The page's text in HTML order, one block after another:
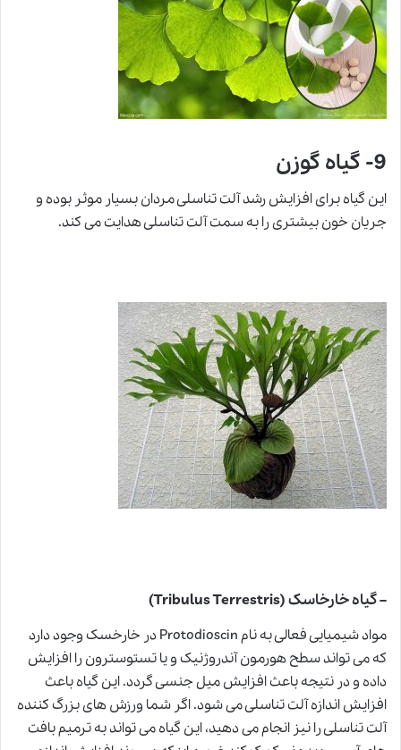
9- گیاه گوزن
این گیاه برای افزایش رشد آلت تناسلی مردان بسیار موثر بوده و
جریان خون بیشتری را به سمت آلت تناسلی هدایت می کند.
– گیاه خارخاسک (Tribulus Terrestris)
مواد شیمیایی فعالی به نام Protodioscin در خارخسک وجود دارد
که می تواند سطح هورمون آندروژنیک و یا تستوسترون را افزایش
داده و در نتیجه باعث افزایش میل جنسی گردد. این گیاه باعث
افزایش اندازه آلت تناسلی می شود. اگر شما ورزش های بزرگ کننده
آلت تناسلی را نیز انجام می دهید، این گیاه می تواند به ترمیم بافت